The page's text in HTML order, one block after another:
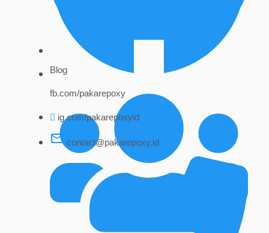
Blog
fb.com/pakarepoxy
ig.com/pakarepoxyid
contact@pakarepoxy.id